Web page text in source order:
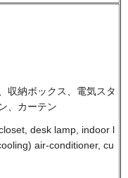
収納ボックス、電気スタ
、カーテン
desk lamp, indoor l
air-conditioner, cu